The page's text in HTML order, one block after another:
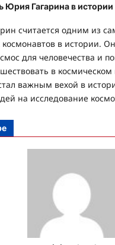
Юрия Гагарина в
считается одним из
космонавтов в истории.
для человечества и
в космическом
важным вехой в
на исследование